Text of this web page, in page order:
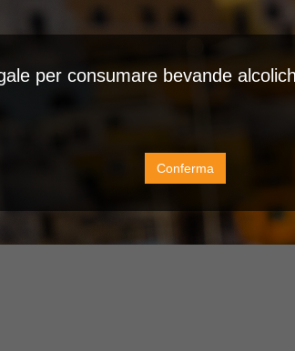
per consumare bevande
Conferma